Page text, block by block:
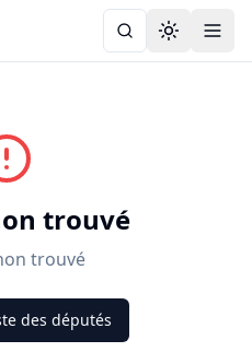
Toggle
trouvé
trouvé
des députés